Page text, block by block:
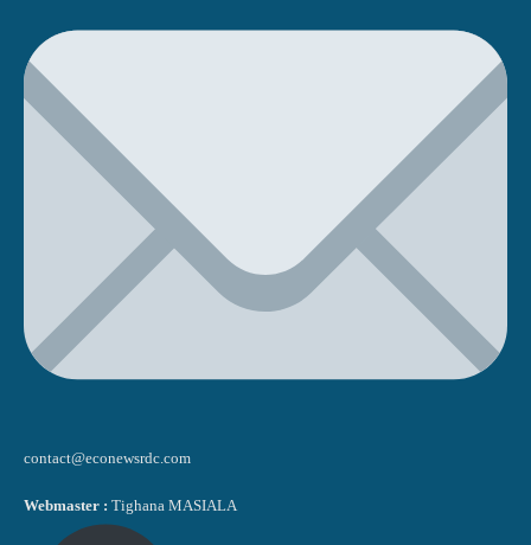
contact@econewsrdc.com
Webmaster : Tighana MASIALA